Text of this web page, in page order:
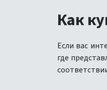
Как
Если вас
где